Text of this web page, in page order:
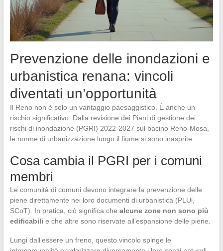
Prevenzione delle inondazioni e
urbanistica renana: vincoli
diventati un’opportunità
Il Reno non è solo un vantaggio paesaggistico. È anche un
rischio significativo. Dalla revisione dei Piani di gestione dei
rischi di inondazione (PGRI) 2022-2027 sul bacino Reno-Mosa,
le norme di urbanizzazione lungo il fiume si sono inasprite.
Cosa cambia il PGRI per i comuni
membri
Le comunità di comuni devono integrare la prevenzione delle
piene direttamente nei loro documenti di urbanistica (PLUi,
SCoT). In pratica, ciò significa che alcune zone non sono più
edificabili e che altre sono riservate all’espansione delle piene.
Lungi dall’essere un freno, questo vincolo spinge le